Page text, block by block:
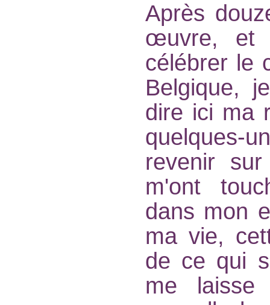
Après
œuvre, et
célébrer le
Belgique,
dire ici ma
quelques-
revenir
m'ont
dans mon
ma vie,
de ce qui
me